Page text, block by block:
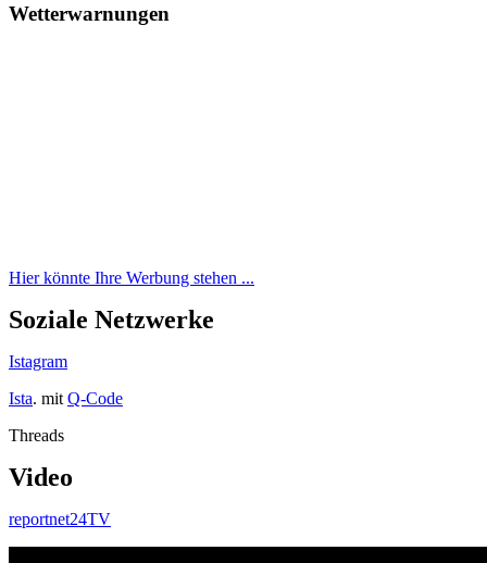
Wetterwarnungen
Hier könnte Ihre Werbung stehen ...
Soziale Netzwerke
Istagram
Ista. mit Q-Code
Threads
Video
reportnet24TV